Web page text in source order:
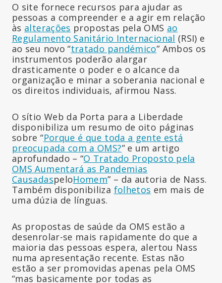
O site fornece recursos para ajudar as
pessoas a compreender e a agir em relação
às alterações propostas pela OMS ao
Regulamento Sanitário Internacional (RSI) e
ao seu novo “tratado pandémico” Ambos os
instrumentos poderão alargar
drasticamente o poder e o alcance da
organização e minar a soberania nacional e
os direitos individuais, afirmou Nass.
O sítio Web da Porta para a Liberdade
disponibiliza um resumo de oito páginas
sobre “Porque é que toda a gente está
preocupada com a OMS?” e um artigo
aprofundado – “O Tratado Proposto pela
OMS Aumentará as Pandemias
CausadaspeloHomem” – da autoria de Nass.
Também disponibiliza folhetos em mais de
uma dúzia de línguas.
As propostas de saúde da OMS estão a
desenrolar-se mais rapidamente do que a
maioria das pessoas espera, alertou Nass
numa apresentação recente. Estas não
estão a ser promovidas apenas pela OMS
“mas basicamente por todas as